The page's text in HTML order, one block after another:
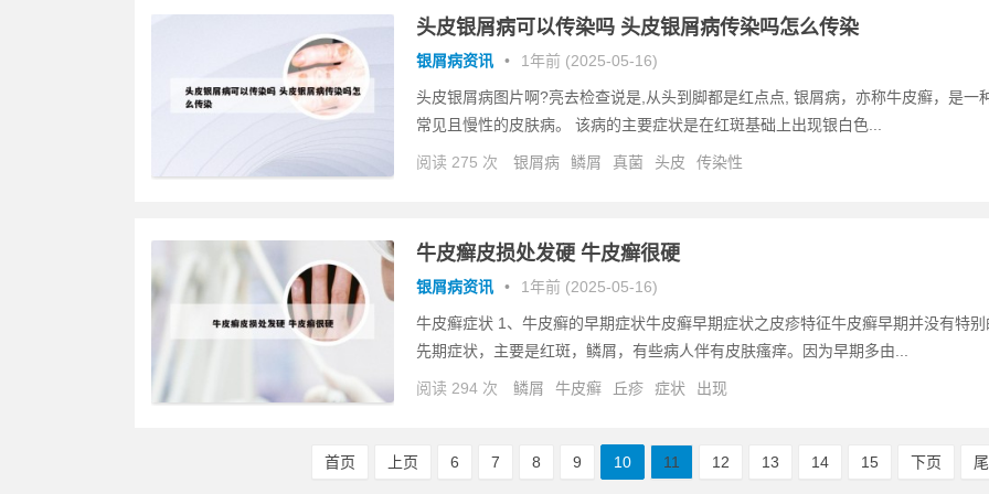
头皮银屑病可以传染吗 头皮银屑病传染吗怎么传染
银屑病资讯 • 1年前 (2025-05-16)
头皮银屑病图片啊?亮去检查说是,从头到脚都是红点点, 银屑病，亦称牛皮癣，是一
常见且慢性的皮肤病。 该病的主要症状是在红斑基础上出现银白色...
阅读 275 次 银屑病 鳞屑 真菌 头皮 传染性
牛皮癣皮损处发硬 牛皮癣很硬
银屑病资讯 • 1年前 (2025-05-16)
牛皮癣症状 1、牛皮癣的早期症状牛皮癣早期症状之皮疹特征牛皮癣早期并没有特别
先期症状，主要是红斑，鳞屑，有些病人伴有皮肤瘙痒。因为早期多由...
阅读 294 次 鳞屑 牛皮癣 丘疹 症状 出现
首页 上页 6 7 8 9 10 11 12 13 14 15 下页